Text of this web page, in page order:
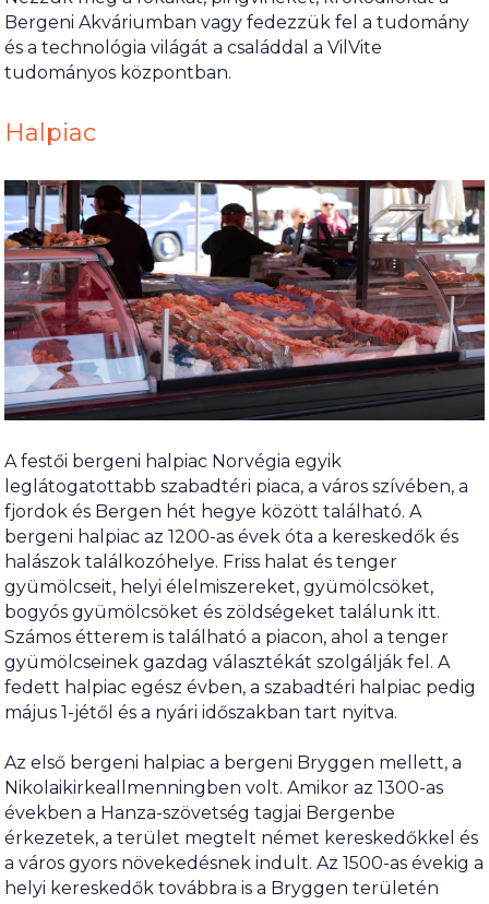
Bergeni Akváriumban vagy fedezzük fel a tudomány
és a technológia világát a családdal a VilVite
tudományos központban.
Halpiac
A festői bergeni halpiac Norvégia egyik
leglátogatottabb szabadtéri piaca, a város szívében, a
fjordok és Bergen hét hegye között található. A
bergeni halpiac az 1200-as évek óta a kereskedők és
halászok találkozóhelye. Friss halat és tenger
gyümölcseit, helyi élelmiszereket, gyümölcsöket,
bogyós gyümölcsöket és zöldségeket találunk itt.
Számos étterem is található a piacon, ahol a tenger
gyümölcseinek gazdag választékát szolgálják fel. A
fedett halpiac egész évben, a szabadtéri halpiac pedig
május 1-jétől és a nyári időszakban tart nyitva.
Az első bergeni halpiac a bergeni Bryggen mellett, a
Nikolaikirkeallmenningben volt. Amikor az 1300-as
években a Hanza-szövetség tagjai Bergenbe
érkezetek, a terület megtelt német kereskedőkkel és
a város gyors növekedésnek indult. Az 1500-as évekig a
helyi kereskedők továbbra is a Bryggen területén